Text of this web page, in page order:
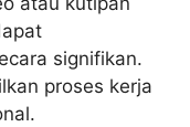
signifikan.
proses kerja